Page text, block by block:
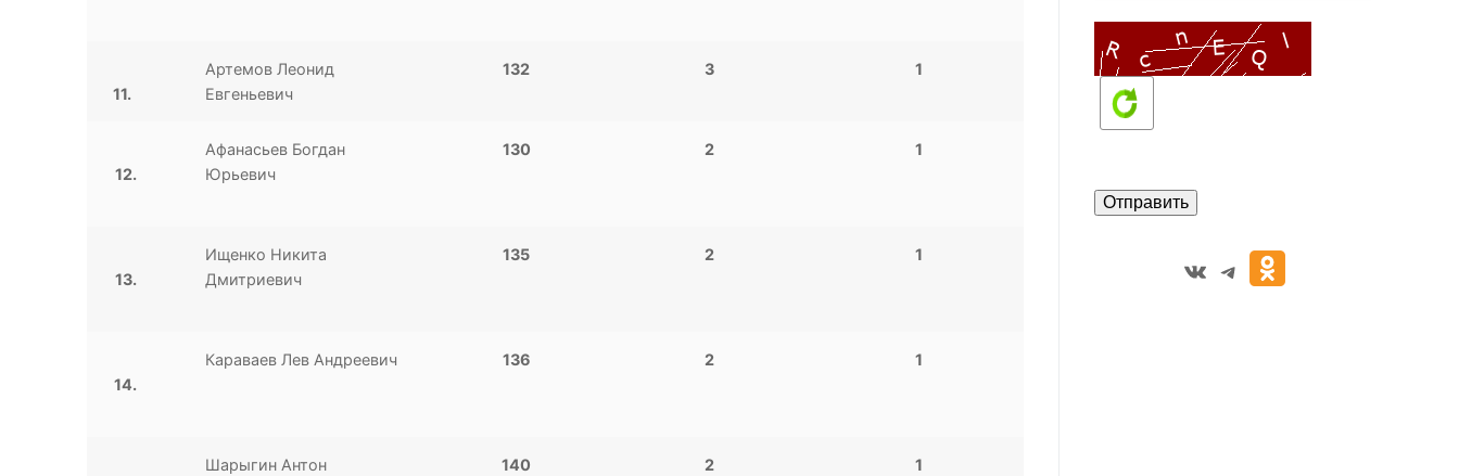
11.
Артемов Леонид
Евгеньевич
132 3 1
12.
Афанасьев Богдан
Юрьевич
130 2 1
13.
Ищенко Никита
Дмитриевич
135 2 1
14.
Караваев Лев Андреевич 136 2 1
Шарыгин Антон
140 2 1
VK Telegram